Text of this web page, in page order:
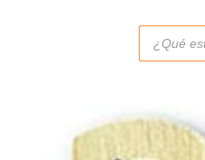
Búsqueda
productos